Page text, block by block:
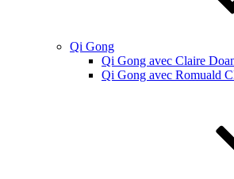
Qi Gong
Qi Gong avec Claire
Qi Gong avec Romuald